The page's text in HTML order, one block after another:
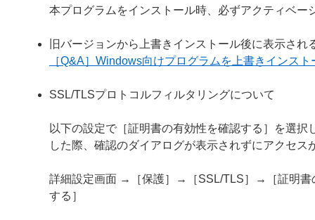
本プログラムをインストール時、必ずアクティベ
旧バージョンから上書きインストール後に表示され
［Q&A］Windows向けプログラムを上書きインス
SSL/TLSプロトコルフィルタリングについて
以下の設定で［証明書の有効性を確認する］を選
した際、確認のダイアログが表示されずにアクセス
詳細設定画面 →［保護］→［SSL/TLS］→［証明書
する］